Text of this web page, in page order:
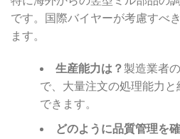
です。国際バイヤーが考慮すべ
ます。
生産能力は？製造業者
で、大量注文の処理能力
できます。
どのように品質管理を